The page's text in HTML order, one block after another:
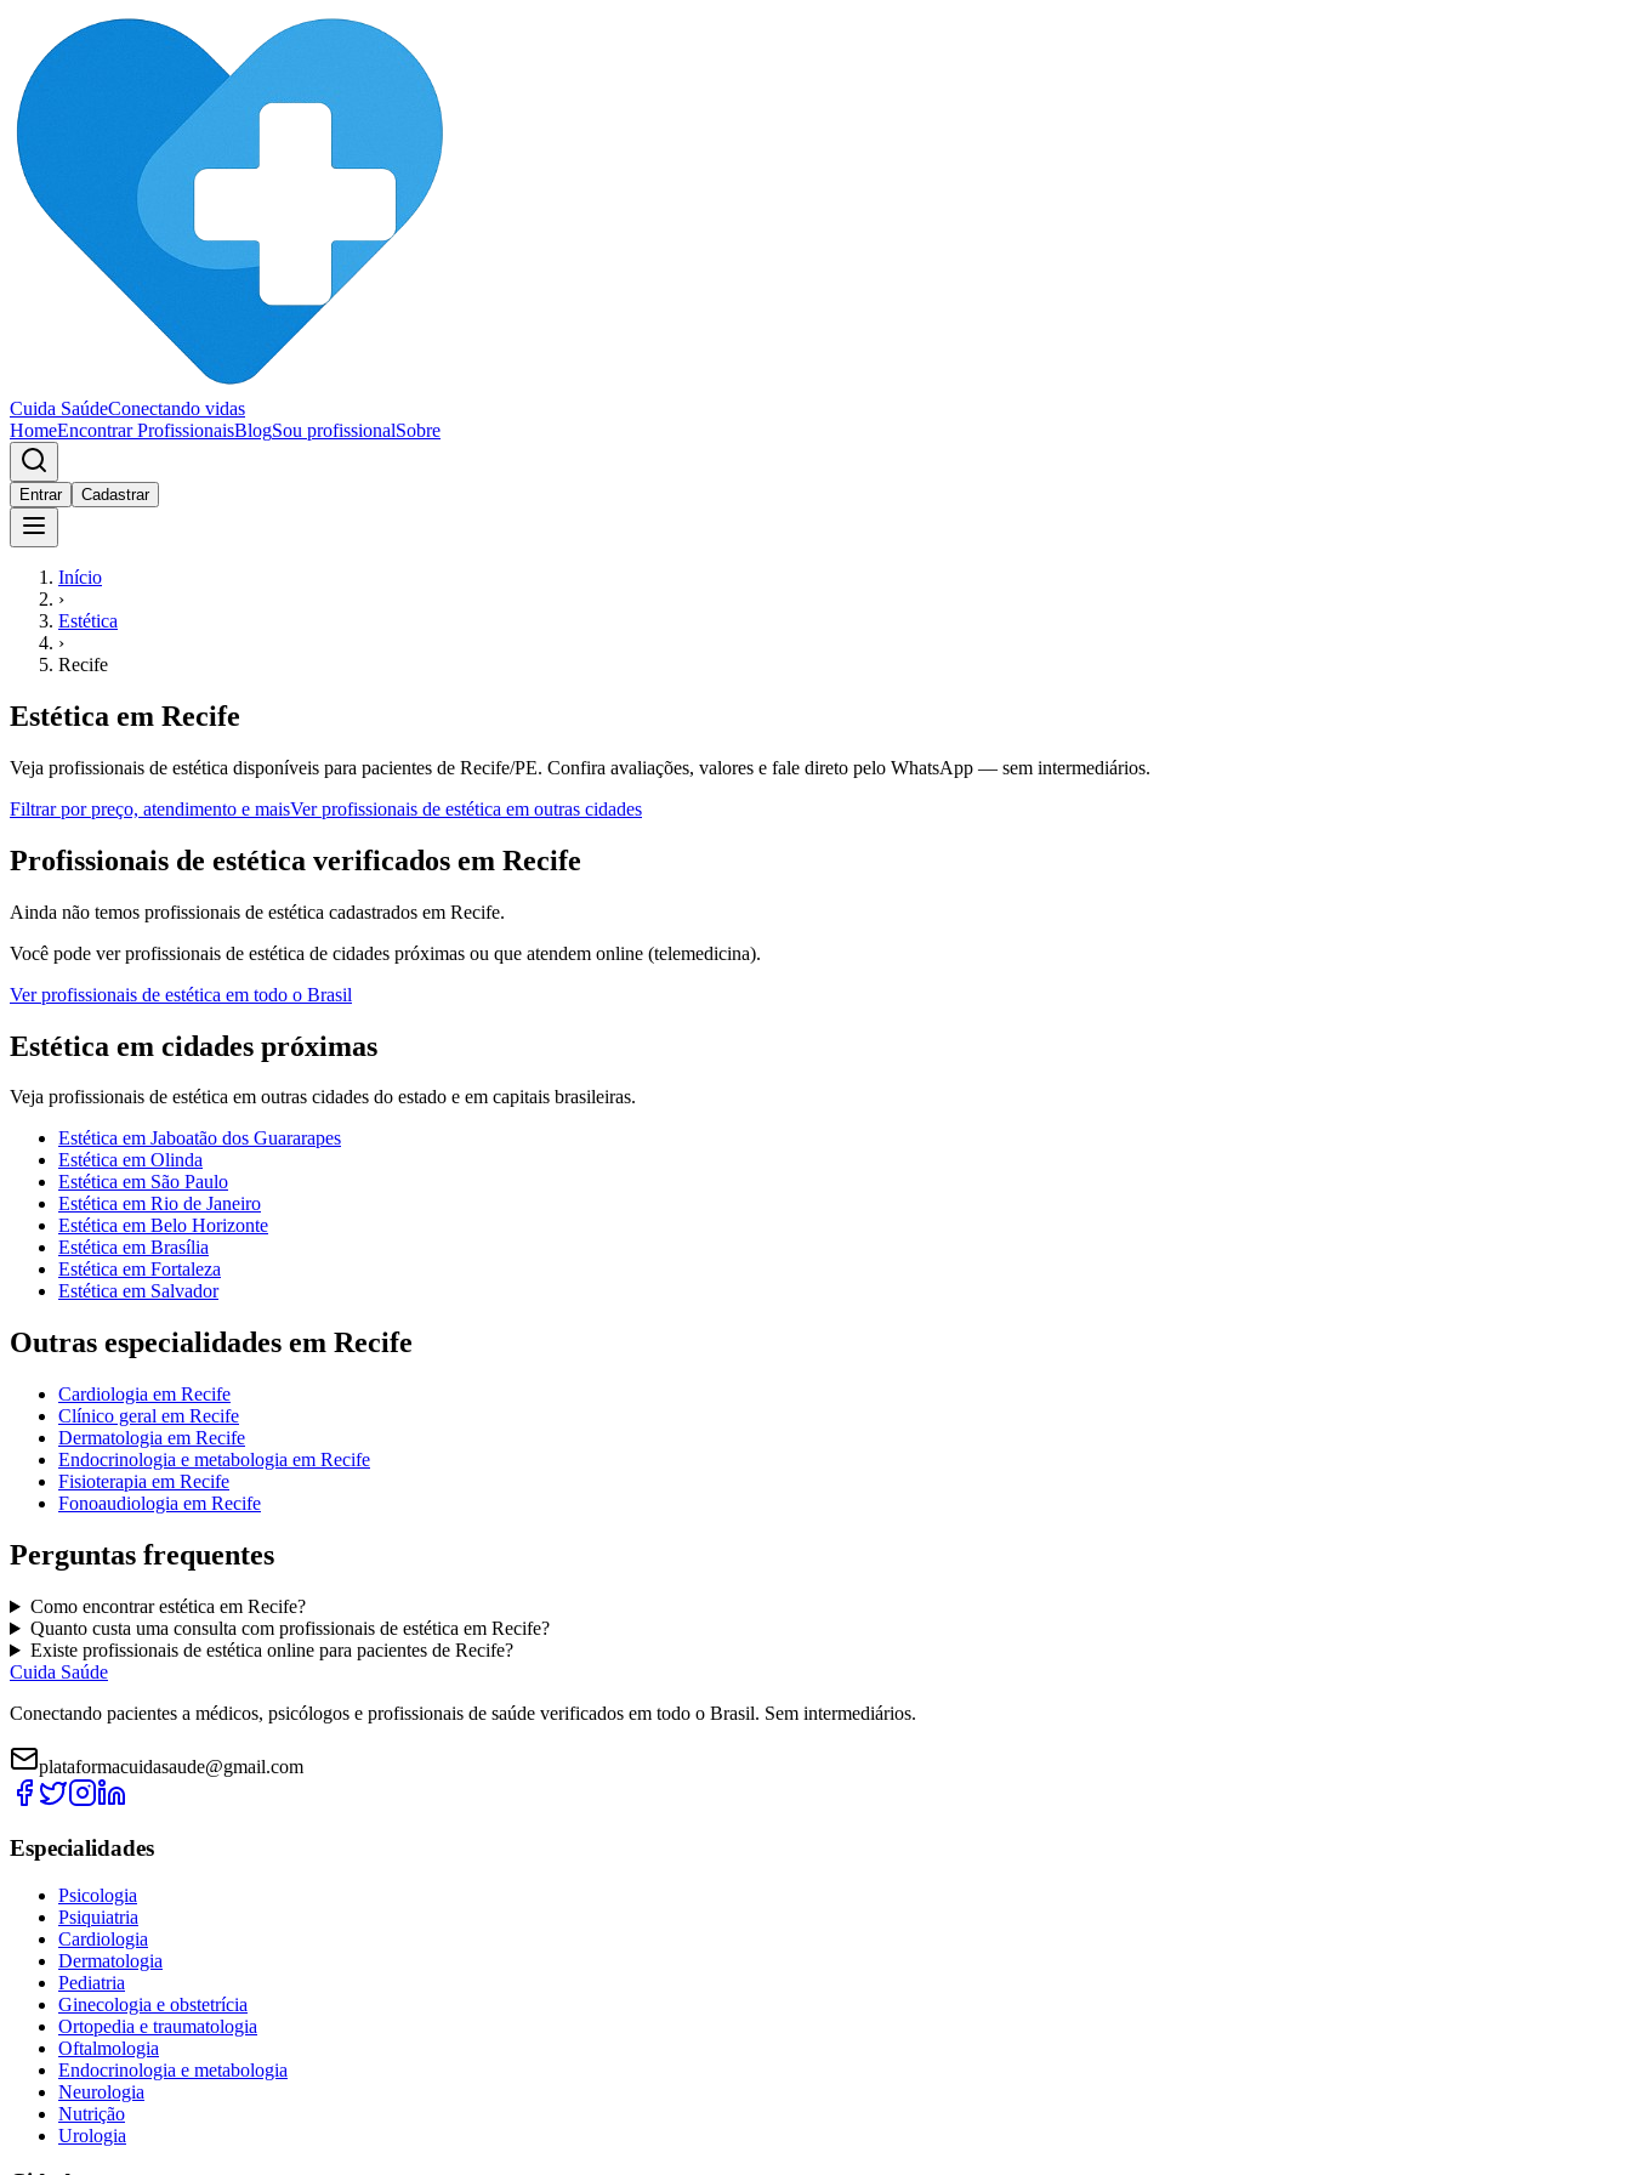
Cuida SaúdeConectando vidas
HomeEncontrar ProfissionaisBlogSou profissionalSobre
Entrar Cadastrar
Início
›
Estética
›
Recife
Estética em Recife
Veja profissionais de estética disponíveis para pacientes de Recife/PE. Confira avaliações, valores e fale direto pelo WhatsApp — sem intermediários.
Filtrar por preço, atendimento e maisVerprofissionais de estética em outras cidades
Profissionais de estética verificados em Recife
Ainda não temos profissionais de estética cadastrados em Recife.
Você pode verprofissionais de estética de cidades próximas ou que atendem online (telemedicina).
Verprofissionais de estética em todo o Brasil
Estética em cidades próximas
Veja profissionais de estética em outras cidades do estado e em capitais brasileiras.
Estética em Jaboatão dos Guararapes
Estética em Olinda
Estética em São Paulo
Estética em Rio de Janeiro
Estética em Belo Horizonte
Estética em Brasília
Estética em Fortaleza
Estética em Salvador
Outras especialidades em Recife
Cardiologia em Recife
Clínico geral em Recife
Dermatologia em Recife
Endocrinologia e metabologia em Recife
Fisioterapia em Recife
Fonoaudiologia em Recife
Perguntas frequentes
Como encontrarestética em Recife?
Quanto custa uma consulta com profissionais de estética em Recife?
Existe profissionais de estética online para pacientes de Recife?
Cuida Saúde
Conectando pacientes a médicos, psicólogos e profissionais de saúde verificados em todo o Brasil. Sem intermediários.
plataformacuidasaude@gmail.com
Especialidades
Psicologia
Psiquiatria
Cardiologia
Dermatologia
Pediatria
Ginecologia e obstetrícia
Ortopedia e traumatologia
Oftalmologia
Endocrinologia e metabologia
Neurologia
Nutrição
Urologia